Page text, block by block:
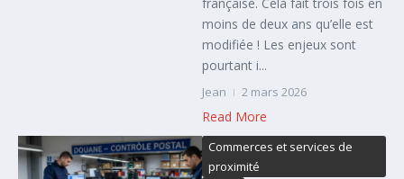
moins de deux ans qu’elle est
modifiée ! Les enjeux sont
pourtant i...
Jean 2 mars 2026
Read More
Commerces et services de
proximité